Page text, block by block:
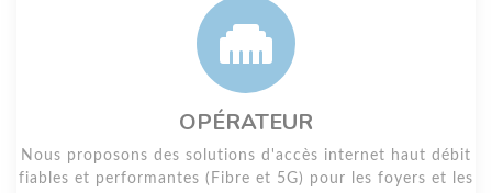
OPÉRATEUR
Nous proposons des solutions d'accès internet haut débit
fiables et performantes (Fibre et 5G) pour les foyers et les